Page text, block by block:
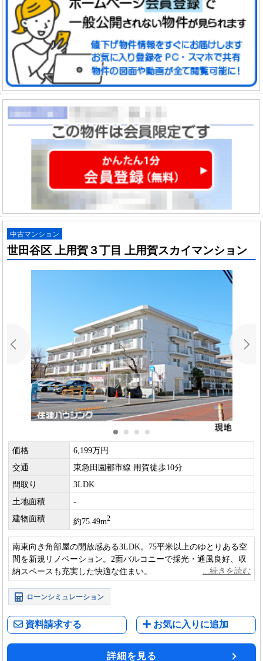
中古マンション
世田谷区 上用賀３丁目 上用賀スカイマンション
価格
6,199万円
交通
東急田園都市線 用賀徒歩10分
間取り
3LDK
土地面積
-
建物面積
約75.49m2
南東向き角部屋の開放感ある3LDK。75平米以上のゆとりある空
間を新規リノベーション。2面バルコニーで採光・通風良好、収
納スペースも充実した快適な住まい。
ローンシミュレーション
資料請求する お気に入りに追加
詳細を見る